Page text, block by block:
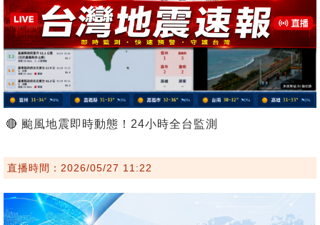
🔴 颱風地震即時動態！24小時全台監測
直播時間：2026/05/27 11:22